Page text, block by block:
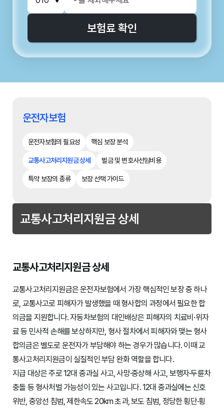
보험료 확인
운전자보험
운전자보험의 필요성 핵심 보장 분석
교통사고처리지원금 상세 벌금 및 변호사선임비용
특약 보장의 종류 보장 선택 가이드
교통사고처리지원금 상세
교통사고처리지원금 상세
교통사고처리지원금은 운전자보험에서 가장 핵심적인 보장 중 하나
로, 교통사고로 피해자가 발생했을 때 형사합의 과정에서 필요한 합
의금을 지원합니다. 자동차보험의 대인배상은 피해자의 치료비·위자
료 등 민사적 손해를 보상하지만, 형사 절차에서 피해자와 맺는 형사
합의금은 별도로 운전자가 부담해야 하는 경우가 많습니다. 이때 교
통사고처리지원금이 실질적인 부담 완화 역할을 합니다.
지급 대상은 주로 12대 중과실 사고, 사망·중상해 사고, 보행자·두륜차
충돌 등 형사처벌 가능성이 있는 사고입니다. 12대 중과실에는 신호
위반, 중앙선 침범, 제한속도 20km 초과, 보도 침범, 정당한 횡단·횡